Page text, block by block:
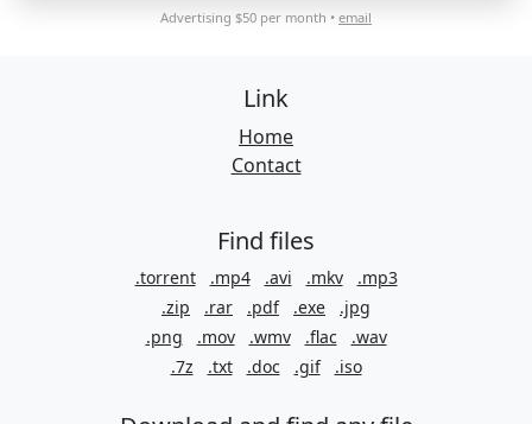
Advertising $50 per month • email
Link
Home
Contact
Find files
.torrent .mp4 .avi .mkv
.mp3
.zip
.rar .pdf .exe
.jpg
.png
.mov .wmv .flac
.wav
.7z
.txt .doc .gif .iso